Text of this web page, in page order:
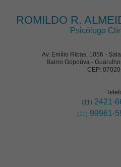
ROMILDO R.
Psicólogo
Av. Emílio Ribas, 1056 -
Bairro Gopoúva -
CEP:
(11) 2421-
(11) 99961-